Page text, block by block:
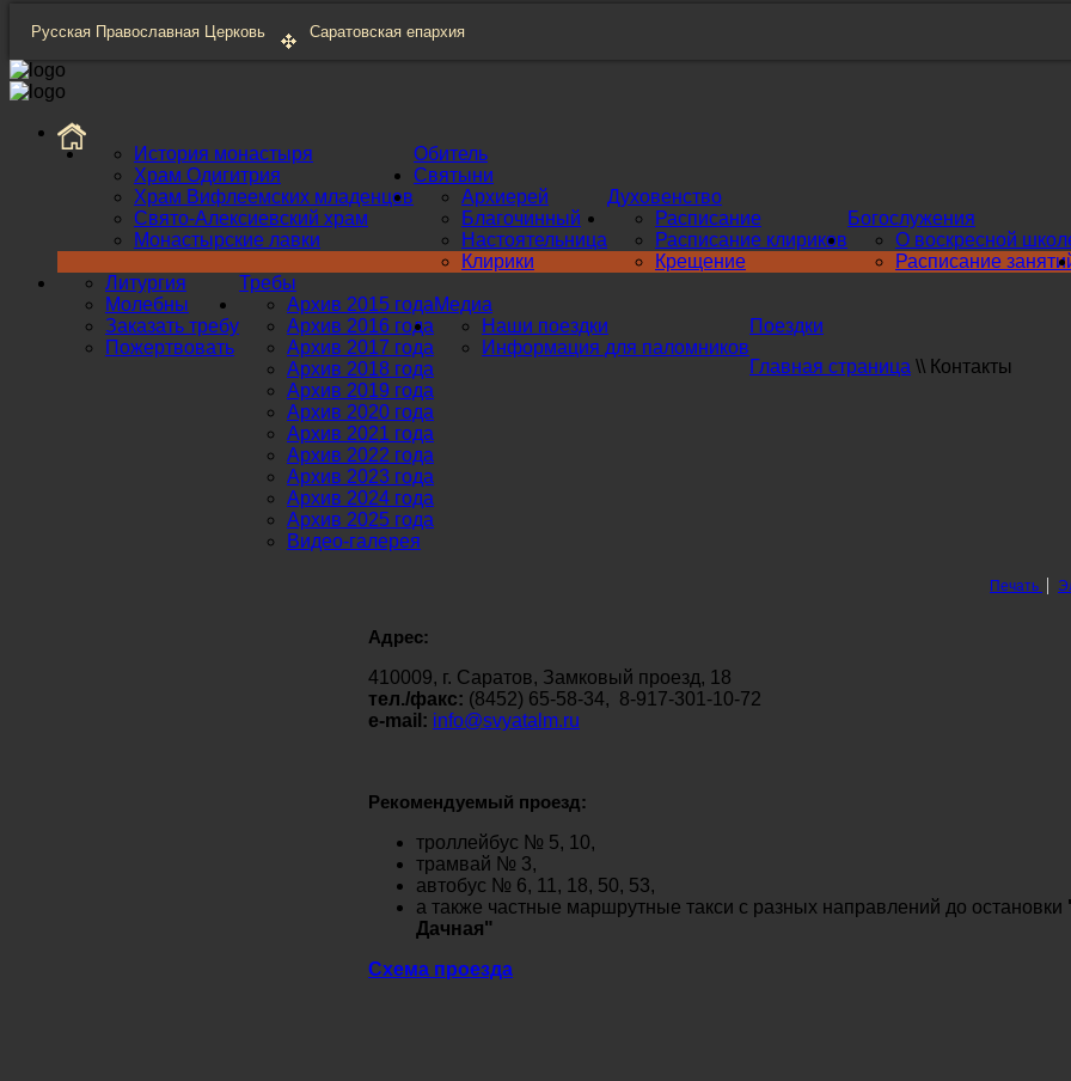
Русская Православная Церковь Саратовская епархия
Обитель
История монастыря
Храм Одигитрия
Храм Вифлеемских младенцев
Свято-Алексиевский храм
Монастырские лавки
Святыни
Духовенство
Архиерей
Благочинный
Настоятельница
Клирики
Богослужения
Расписание
Расписание клириков
Крещение
О воскресной
Расписание
Требы
Литургия
Молебны
Заказать требу
Пожертвовать
Медиа
Архив 2015 года
Архив 2016 года
Архив 2017 года
Архив 2018 года
Архив 2019 года
Архив 2020 года
Архив 2021 года
Архив 2022 года
Архив 2023 года
Архив 2024 года
Архив 2025 года
Видео-галерея
Поездки
Наши поездки
Информация для паломников
Главная страница \\ Контакты
Печать
Адрес:
410009, г. Саратов, Замковый проезд, 18
тел./факс: (8452) 65-58-34, 8-917-301-10-72
e-mail: info@svyatalm.ru
Рекомендуемый проезд:
троллейбус № 5, 10,
трамвай № 3,
автобус № 6, 11, 18, 50, 53,
а также частные маршрутные такси с разных направлений до остановки
Дачная"
Схема проезда